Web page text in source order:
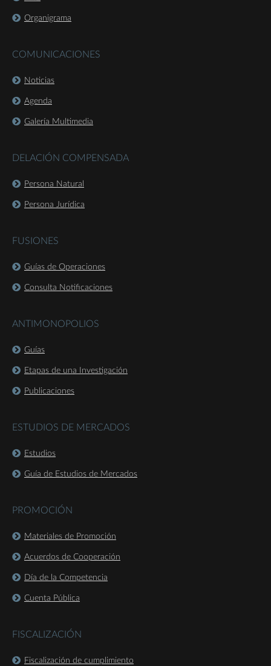
Organigrama
COMUNICACIONES
Noticias
Agenda
Galería Multimedia
DELACIÓN COMPENSADA
Persona Natural
Persona Jurídica
FUSIONES
Guías de Operaciones
Consulta Notificaciones
ANTIMONOPOLIOS
Guías
Etapas de una Investigación
Publicaciones
ESTUDIOS DE MERCADOS
Estudios
Guía de Estudios de Mercados
PROMOCIÓN
Materiales de Promoción
Acuerdos de Cooperación
Día de la Competencia
Cuenta Pública
FISCALIZACIÓN
Fiscalización de cumplimiento